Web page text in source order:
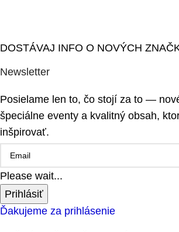
DOSTÁVAJ INFO O NOVÝCH
Newsletter
Posielame len to, čo stojí za to —
špeciálne eventy a kvalitný obsah,
inšpirovať.
Please wait...
Prihlásiť
Ďakujeme za prihlásenie